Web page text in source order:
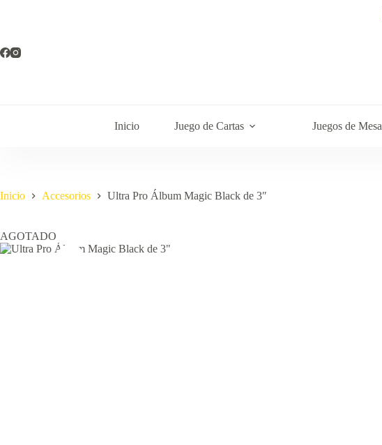
Inicio Juego de Cartas Juegos de Mesa
Inicio Accesorios Ultra Pro Álbum Magic Black de 3″
AGOTADO